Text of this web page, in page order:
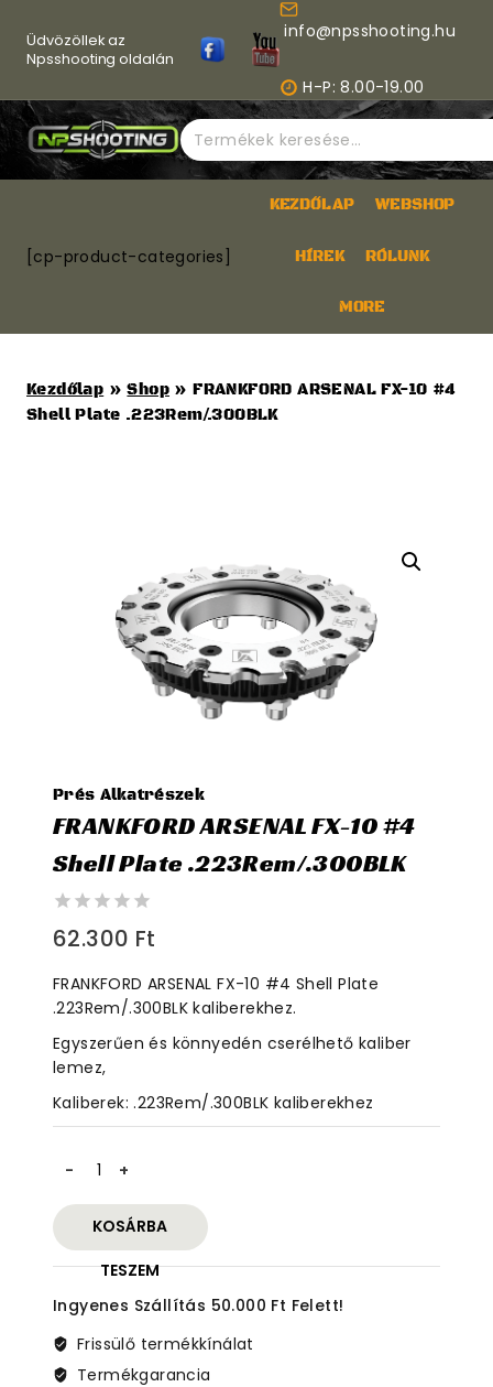
content
Üdvözöllek az
Npsshooting oldalán
info@npsshooting.hu
H-P: 8.00-19.00
Keresés
a
következőre:
[cp-product-categories]
KEZDŐLAP WEBSHOP
HÍREK RÓLUNK
MORE
Kezdőlap »Shop »FRANKFORD ARSENAL FX-10 #4
Shell Plate .223Rem/.300BLK
Prés Alkatrészek
FRANKFORD ARSENAL FX-10 #4
Shell Plate .223Rem/.300BLK
0
out
5
62.300 Ft
FRANKFORD ARSENAL FX-10 #4 Shell Plate
.223Rem/.300BLK kaliberekhez.
Egyszerűen és könnyedén cserélhető kaliber
lemez,
Kaliberek: .223Rem/.300BLK kaliberekhez
FRANKFORD
FX-
10
#4
Shell
Plate
mennyiség
KOSÁRBA
TESZEM
Ingyenes Szállítás 50.000 Ft Felett!
Frissülő termékkínálat
Termékgarancia